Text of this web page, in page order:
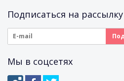
Подписаться на рассылку
Мы в соцсетях